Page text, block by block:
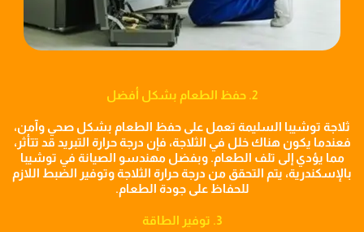
2. حفظ الطعام بشكل أفضل
ثلاجة توشيبا السليمة تعمل على حفظ الطعام بشكل صحي وآمن،
فعندما يكون هناك خلل في الثلاجة، فإن درجة حرارة التبريد قد تتأثر،
مما يؤدي إلى تلف الطعام. وبفضل مهندسو الصيانة في توشيبا
بالإسكندرية، يتم التحقق من درجة حرارة الثلاجة وتوفير الضبط اللازم
للحفاظ على جودة الطعام.
3. توفير الطاقة